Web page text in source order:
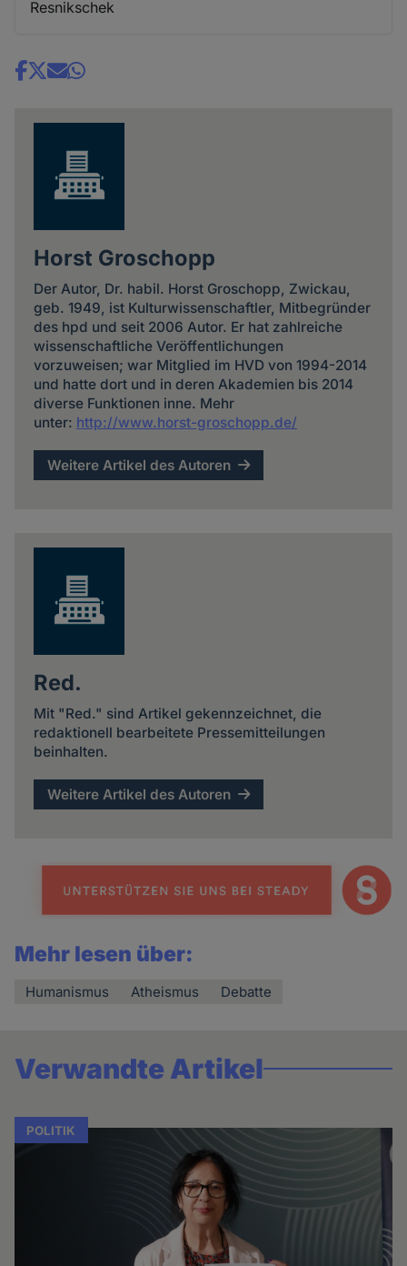
Resnikschek
Share
Horst Groschopp
Der Autor, Dr. habil. Horst Groschopp, Zwickau,
geb. 1949, ist Kulturwissenschaftler, Mitbegründer
des hpd und seit 2006 Autor. Er hat zahlreiche
wissenschaftliche Veröffentlichungen
vorzuweisen; war Mitglied im HVD von 1994-2014
und hatte dort und in deren Akademien bis 2014
diverse Funktionen inne. Mehr
unter: http://www.horst-groschopp.de/
Weitere Artikel des Autoren
Red.
Mit "Red." sind Artikel gekennzeichnet, die
redaktionell bearbeitete Pressemitteilungen
beinhalten.
Weitere Artikel des Autoren
Mehr lesen über:
Humanismus Atheismus Debatte
Verwandte Artikel
POLITIK